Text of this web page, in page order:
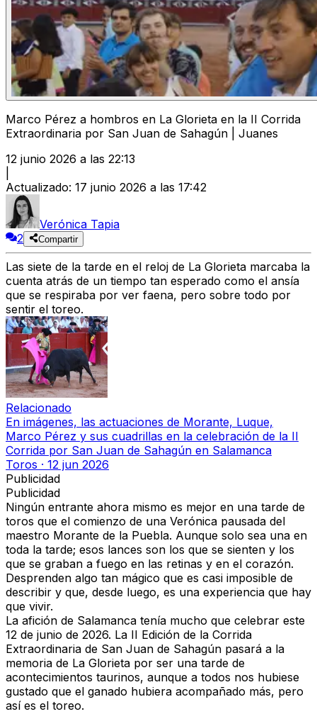
Marco Pérez a hombros en La Glorieta en la II Corrida
Extraordinaria por San Juan de Sahagún | Juanes
12 junio 2026 a las 22:13
Actualizado: 17 junio 2026 a las 17:42
Verónica Tapia
2
Compartir
Las siete de la tarde en el reloj de La Glorieta marcaba la
cuenta atrás de un tiempo tan esperado como el ansía
que se respiraba por ver faena, pero sobre todo por
sentir el toreo.
Relacionado
En imágenes, las actuaciones de Morante, Luque,
Marco Pérez y sus cuadrillas en la celebración de la II
Corrida por San Juan de Sahagún en Salamanca
Toros · 12 jun 2026
Publicidad
Publicidad
Ningún entrante ahora mismo es mejor en una tarde de
toros que el comienzo de una Verónica pausada del
maestro Morante de la Puebla. Aunque solo sea una en
toda la tarde; esos lances son los que se sienten y los
que se graban a fuego en las retinas y en el corazón.
Desprenden algo tan mágico que es casi imposible de
describir y que, desde luego, es una experiencia que hay
que vivir.
La afición de Salamanca tenía mucho que celebrar este
12 de junio de 2026. La II Edición de la Corrida
Extraordinaria de San Juan de Sahagún pasará a la
memoria de La Glorieta por ser una tarde de
acontecimientos taurinos, aunque a todos nos hubiese
gustado que el ganado hubiera acompañado más, pero
así es el toreo.